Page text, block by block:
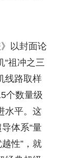
以封面论
“祖冲之三
线路取样
个数量级
水平。这
体系“量
性”，就